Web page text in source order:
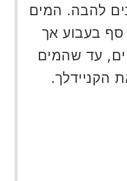
להבה. המים
סף בעבוע אך
עד שהמים
הקניידלך.